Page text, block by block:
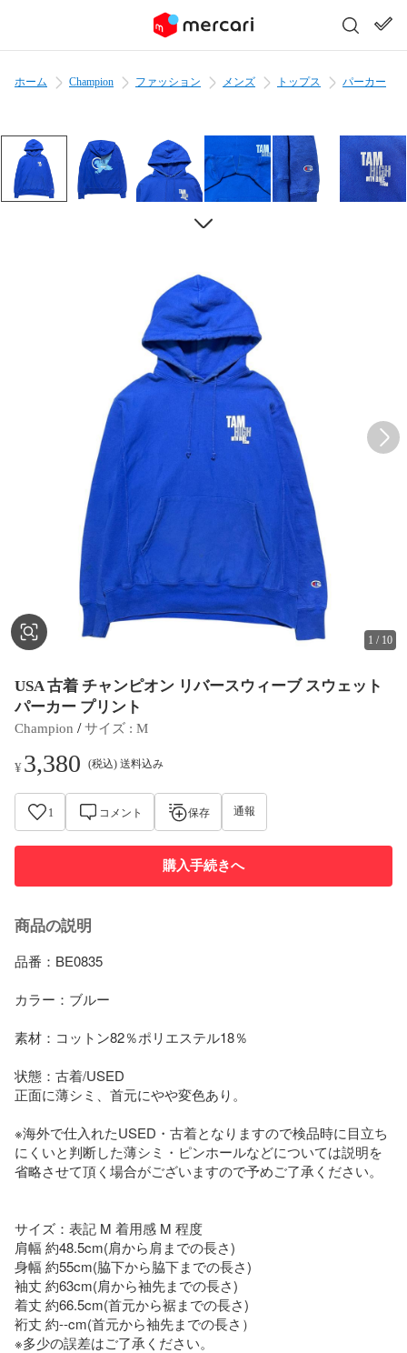
ホーム Champion ファッション メンズ トップス パーカー
1 / 10
USA 古着 チャンピオン リバースウィーブ スウェット
パーカー プリント
Champion / サイズ : M
¥3,380 (税込) 送料込み
1 コメント 保存 通報
購入手続きへ
商品の説明
品番：BE0835
カラー：ブルー
素材：コットン82％ポリエステル18％
状態：古着/USED
正面に薄シミ、首元にやや変色あり。
※海外で仕入れたUSED・古着となりますので検品時に目立ち
にくいと判断した薄シミ・ピンホールなどについては説明を
省略させて頂く場合がございますので予めご了承ください。
サイズ：表記 M 着用感 M 程度
肩幅 約48.5cm(肩から肩までの長さ)
身幅 約55cm(脇下から脇下までの長さ)
袖丈 約63cm(肩から袖先までの長さ)
着丈 約66.5cm(首元から裾までの長さ)
裄丈 約--cm(首元から袖先までの長さ）
※多少の誤差はご了承ください。